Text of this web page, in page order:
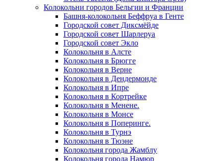
Колокольни городов Бельгии и Франции
Башня-колокольня Беффруа в Генте
Городской совет Диксмёйде
Городской совет Шарлеруа
Городской совет Экло
Колокольня в Алсте
Колокольня в Брюгге
Колокольня в Верне
Колокольня в Дендермонде
Колокольня в Ипре
Колокольня в Кортрейке
Колокольня в Менене.
Колокольня в Монсе
Колокольня в Поперинге.
Колокольня в Турнэ
Колокольня в Тюэне
Колокольня города Жамблу
Колокольня города Намюр